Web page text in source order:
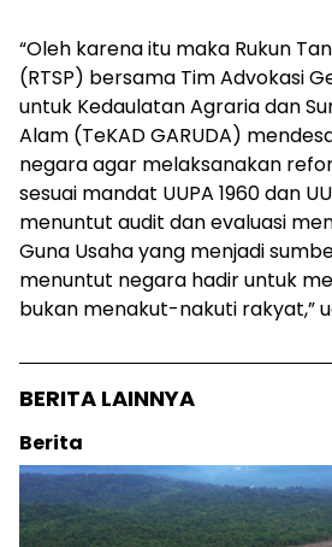
“Oleh karena itu maka Rukun
(RTSP) bersama Tim Advokasi
untuk Kedaulatan Agraria dan
Alam (TeKAD GARUDA)
negara agar melaksanakan
sesuai mandat UUPA 1960 dan
menuntut audit dan evaluasi
Guna Usaha yang menjadi
menuntut negara hadir untuk
bukan menakut-nakuti rakyat,”
BERITA LAINNYA
Berita